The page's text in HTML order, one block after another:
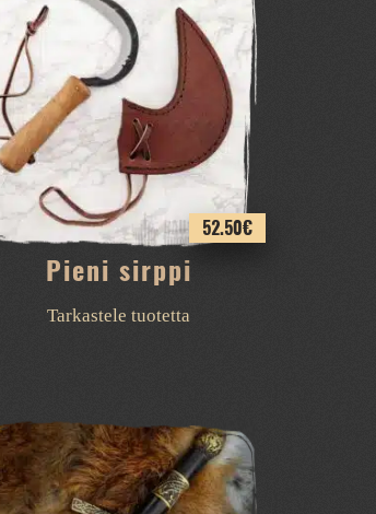
Pieni sirppi
52.50€
Tarkastele tuotetta